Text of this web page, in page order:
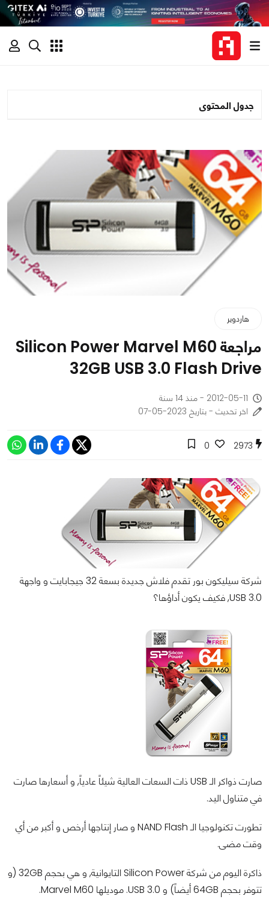
جدول المحتوى
هاردوير
مراجعة Silicon Power Marvel M60
32GB USB 3.0 Flash Drive
2012-05-11 - منذ 14 سنة
اخر تحديث - بتاريخ 2023-05-07
2973
0
شركة سيليكون بور تقدم فلاش جديدة بسعة 32 جيجابايت و واجهة
USB 3.0, فكيف يكون أداؤها؟
صارت ذواكر الـ USB ذات السعات العالية شيئاً عادياً, و أسعارها صارت
في متناول اليد.
تطورت تكنولوجيا الـ NAND Flash و صار إنتاجها أرخص و أكبر من أي
وقت مضى.
ذاكرة اليوم من شركة Silicon Power التايوانية, و هي بحجم 32GB (و
تتوفر بحجم 64GB أيضاً) و USB 3.0. موديلها Marvel M60.